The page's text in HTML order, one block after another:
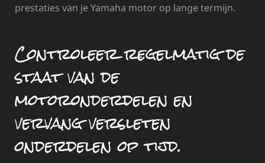
prestaties van je Yamaha motor op lange termijn.
Controleer regelmatig de
staat van de
motoronderdelen en
vervang versleten
onderdelen op tijd.